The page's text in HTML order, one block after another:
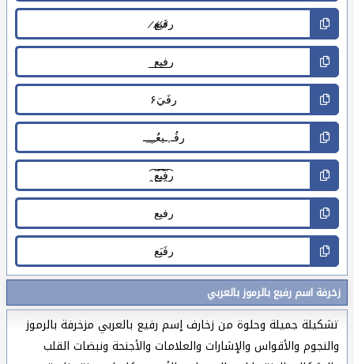
زخرفة اسم رفيع بالرموز بالعربي
تشكيلة جميلة وحلوة من زخارف إسم رفيع بالعربي مزخرفة بالرموز
والنجوم والأقواس والإشارات والعلامات والأجنحة ونبضات القلب